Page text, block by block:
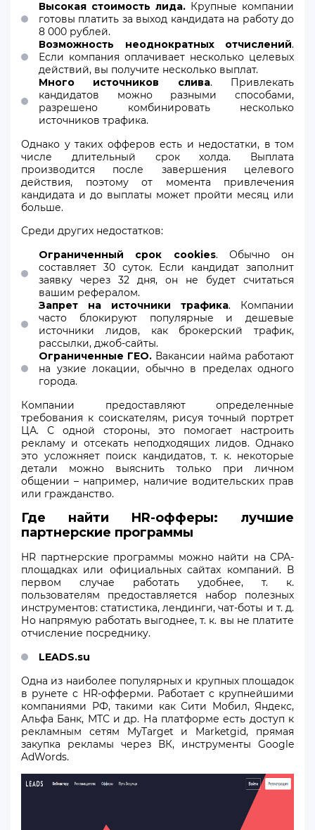
Высокая стоимость лида. Крупные компании
готовы платить за выход кандидата на работу до
8 000 рублей.
Возможность неоднократных отчислений.
Если компания оплачивает несколько целевых
действий, вы получите несколько выплат.
Много источников слива. Привлекать
кандидатов можно разными способами,
разрешено комбинировать несколько
источников трафика.
Однако у таких офферов есть и недостатки, в том
числе длительный срок холда. Выплата
производится после завершения целевого
действия, поэтому от момента привлечения
кандидата и до выплаты может пройти месяц или
больше.
Среди других недостатков:
Ограниченный срок cookies. Обычно он
составляет 30 суток. Если кандидат заполнит
заявку через 32 дня, он не будет считаться
вашим рефералом.
Запрет на источники трафика. Компании
часто блокируют популярные и дешевые
источники лидов, как брокерский трафик,
рассылки, джоб-сайты.
Ограниченные ГЕО. Вакансии найма работают
на узкие локации, обычно в пределах одного
города.
Компании предоставляют определенные
требования к соискателям, рисуя точный портрет
ЦА. С одной стороны, это помогает настроить
рекламу и отсекать неподходящих лидов. Однако
это усложняет поиск кандидатов, т. к. некоторые
детали можно выяснить только при личном
общении – например, наличие водительских прав
или гражданство.
Где найти HR-офферы: лучшие
партнерские программы
HR партнерские программы можно найти на CPA-
площадках или официальных сайтах компаний. В
первом случае работать удобнее, т. к.
пользователям предоставляется набор полезных
инструментов: статистика, лендинги, чат-боты и т. д.
Но напрямую работать выгоднее, т. к. вы не платите
отчисление посреднику.
LEADS.su
Одна из наиболее популярных и крупных площадок
в рунете с HR-офферми. Работает с крупнейшими
компаниями РФ, такими как Сити Мобил, Яндекс,
Альфа Банк, МТС и др. На платформе есть доступ к
рекламным сетям MyTarget и Marketgid, прямая
закупка рекламы через ВК, инструменты Google
AdWords.